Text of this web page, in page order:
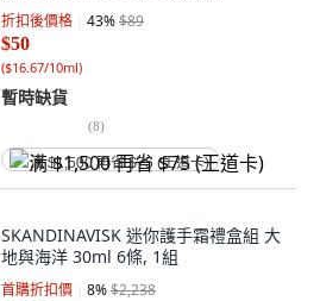
折扣後價格 43%$89
$50
($16.67/10ml)
暫時缺貨
(8)
满 $1,500 再省 $75 (王道卡)
SKANDINAVISK 迷你護手霜禮盒組 大
地與海洋 30ml 6條, 1組
首購折扣價 8%$2,238